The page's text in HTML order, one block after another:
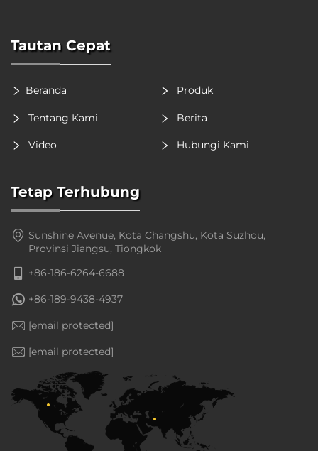
Tautan Cepat
Beranda Produk
Tentang Kami Berita
Video Hubungi Kami
Tetap Terhubung
Sunshine Avenue, Kota Changshu, Kota Suzhou,
Provinsi Jiangsu, Tiongkok
+86-186-6264-6688
+86-189-9438-4937
[email protected]
[email protected]